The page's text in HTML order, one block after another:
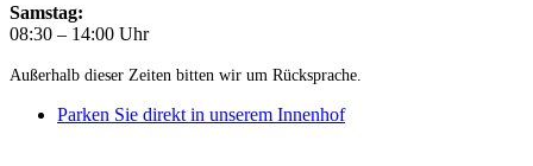
Samstag:
08:30 – 14:00 Uhr
Außerhalb dieser Zeiten bitten wir um Rücksprache.
Parken Sie direkt in unserem Innenhof